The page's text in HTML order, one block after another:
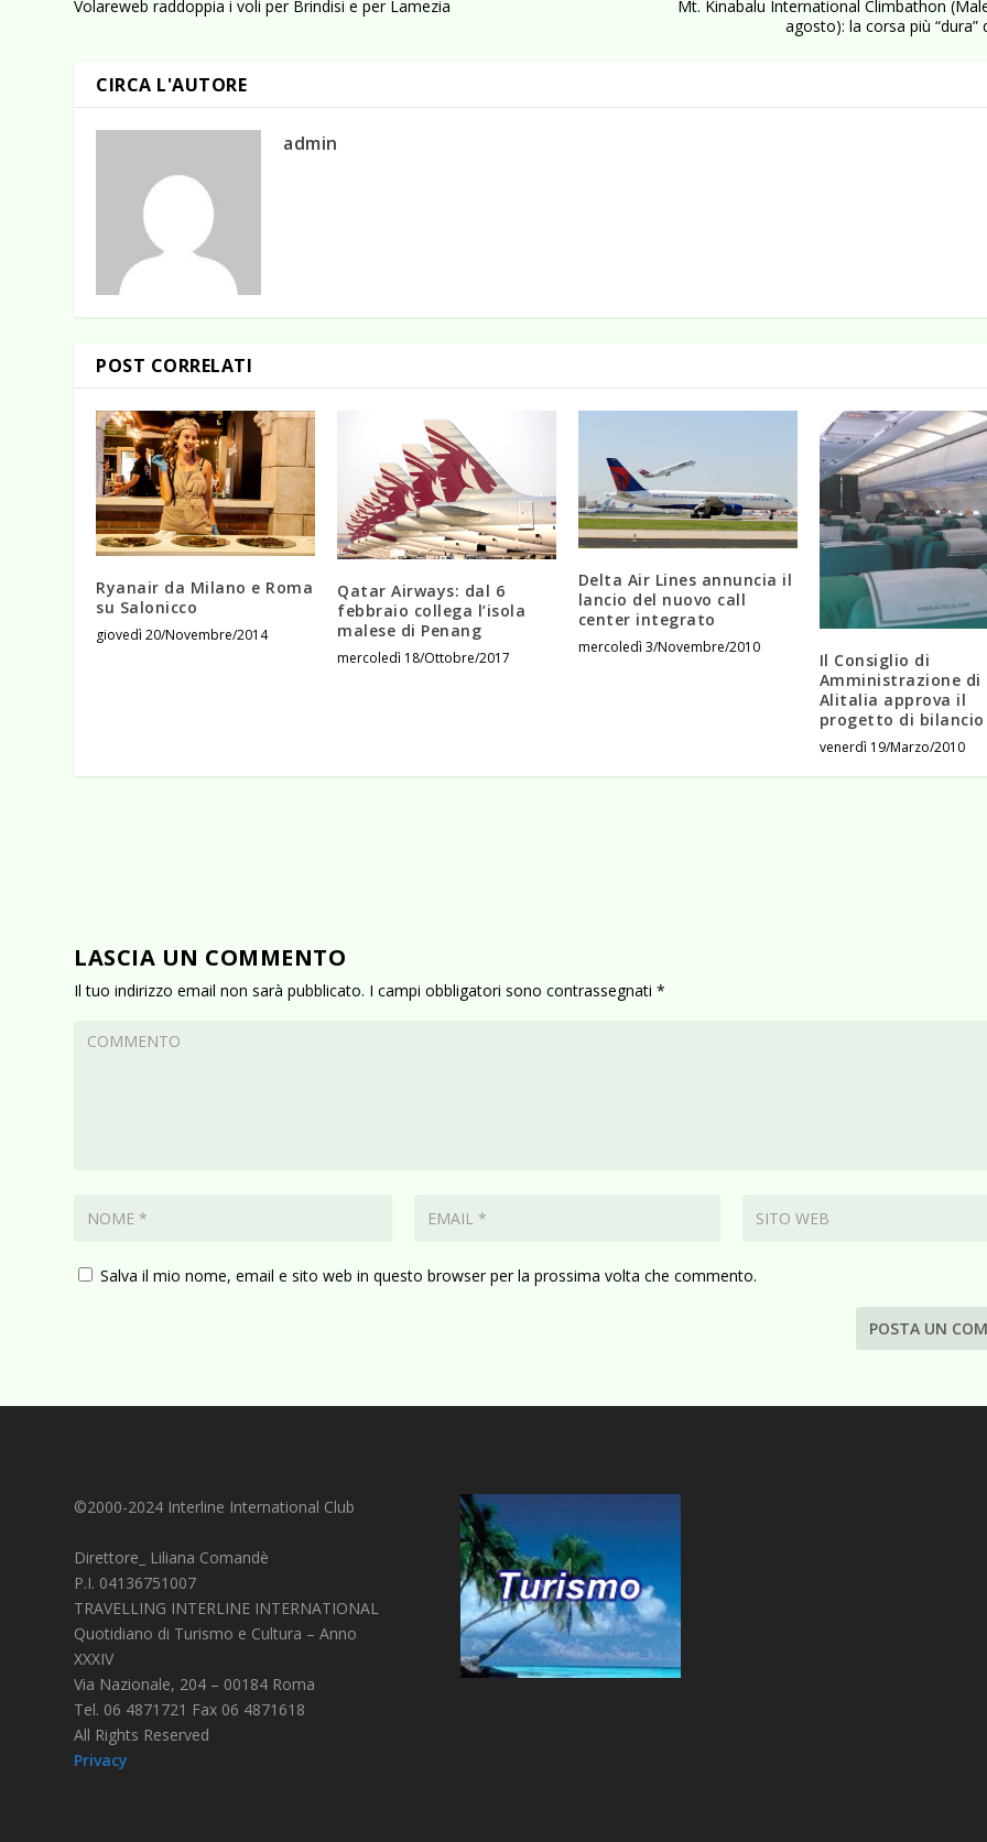
Volareweb raddoppia i voli per Brindisi e per Lamezia
Mt. Kinabalu International Climbathon
agosto): la corsa più “dura”
CIRCA L'AUTORE
admin
POST CORRELATI
Ryanair da Milano e Roma
su Salonicco
giovedì 20/Novembre/2014
Qatar Airways: dal 6
febbraio collega l’isola
malese di Penang
mercoledì 18/Ottobre/2017
Delta Air Lines annuncia il
lancio del nuovo call
center integrato
mercoledì 3/Novembre/2010
Il Consiglio di
Amministrazione di
Alitalia approva il
progetto di bilancio
venerdì 19/Marzo/2010
LASCIA UN COMMENTO
Il tuo indirizzo email non sarà pubblicato. I campi obbligatori sono contrassegnati*
Salva il mio nome, email e sito web in questo browser per la prossima volta che commento.
©2000-2024 Interline International Club
Direttore_ Liliana Comandè
P.I. 04136751007
TRAVELLING INTERLINE INTERNATIONAL
Quotidiano di Turismo e Cultura – Anno
XXXIV
Via Nazionale, 204 – 00184 Roma
Tel. 06 4871721 Fax 06 4871618
All Rights Reserved
Privacy